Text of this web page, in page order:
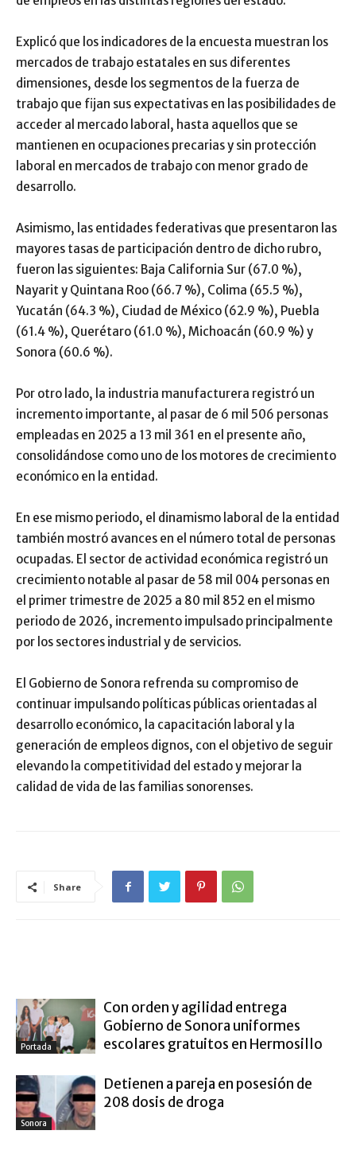
Explicó que los indicadores de la encuesta muestran los
mercados de trabajo estatales en sus diferentes
dimensiones, desde los segmentos de la fuerza de
trabajo que fijan sus expectativas en las posibilidades de
acceder al mercado laboral, hasta aquellos que se
mantienen en ocupaciones precarias y sin protección
laboral en mercados de trabajo con menor grado de
desarrollo.
Asimismo, las entidades federativas que presentaron las
mayores tasas de participación dentro de dicho rubro,
fueron las siguientes: Baja California Sur (67.0 %),
Nayarit y Quintana Roo (66.7 %), Colima (65.5 %),
Yucatán (64.3 %), Ciudad de México (62.9 %), Puebla
(61.4 %), Querétaro (61.0 %), Michoacán (60.9 %) y
Sonora (60.6 %).
Por otro lado, la industria manufacturera registró un
incremento importante, al pasar de 6 mil 506 personas
empleadas en 2025 a 13 mil 361 en el presente año,
consolidándose como uno de los motores de crecimiento
económico en la entidad.
En ese mismo periodo, el dinamismo laboral de la entidad
también mostró avances en el número total de personas
ocupadas. El sector de actividad económica registró un
crecimiento notable al pasar de 58 mil 004 personas en
el primer trimestre de 2025 a 80 mil 852 en el mismo
periodo de 2026, incremento impulsado principalmente
por los sectores industrial y de servicios.
El Gobierno de Sonora refrenda su compromiso de
continuar impulsando políticas públicas orientadas al
desarrollo económico, la capacitación laboral y la
generación de empleos dignos, con el objetivo de seguir
elevando la competitividad del estado y mejorar la
calidad de vida de las familias sonorenses.
Share
Portada
Con orden y agilidad entrega
Gobierno de Sonora uniformes
escolares gratuitos en Hermosillo
Sonora
Detienen a pareja en posesión de
208 dosis de droga